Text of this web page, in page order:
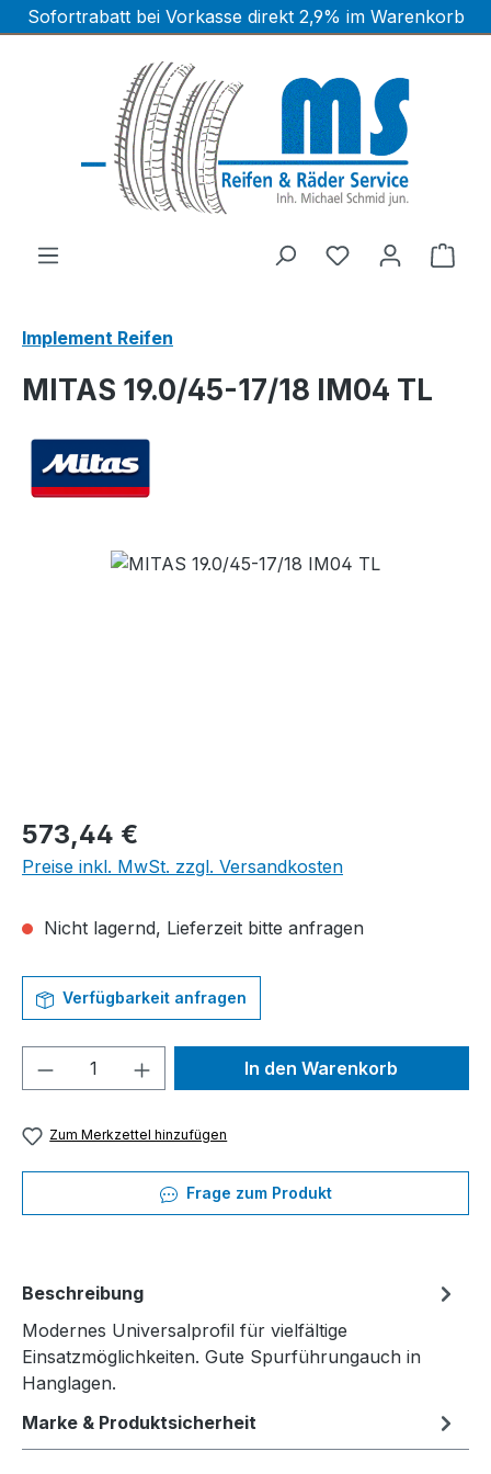
Zum Hauptinhalt springen
Sofortrabatt bei Vorkasse direkt 2,9% im Warenkorb
Implement Reifen
MITAS 19.0/45-17/18 IM04 TL
Bildergalerie überspringen
Regulärer Preis:
573,44 €
Preise inkl. MwSt. zzgl. Versandkosten
Nicht lagernd, Lieferzeit bitte anfragen
Verfügbarkeit anfragen
Produkt Anzahl: Gib denIn den Warenkorb
Zum Merkzettel hinzufügen
Frage zum Produkt
Beschreibung
Modernes Universalprofil für vielfältige
Einsatzmöglichkeiten. Gute Spurführungauch in
Hanglagen.
Marke & Produktsicherheit